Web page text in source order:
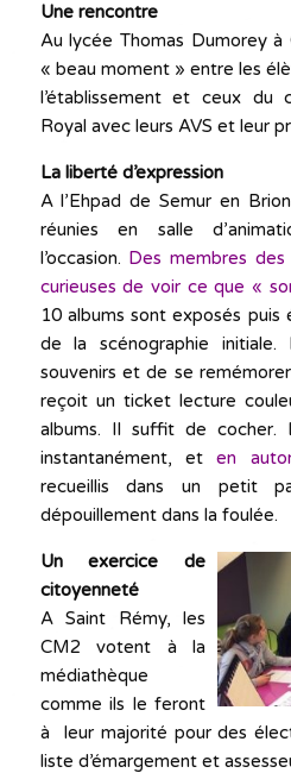
Une rencontre
Au lycée Thomas Dumorey à
« beau moment » entre les
l’établissement et ceux du
Royal avec leurs AVS et leur
La liberté d’expression
A l’Ehpad de Semur en
réunies en salle
l’occasion. Des membres
curieuses de voir ce que «
10 albums sont exposés puis
de la scénographie
souvenirs et de se
reçoit un ticket lecture
albums. Il suffit de cocher.
instantanément, eten
recueillis dans un petit
dépouillement dans la foulée.
Un exercice de
citoyenneté
A Saint Rémy, les
CM2 votent à la
médiathèque
comme ils le feront
à leur majorité pour des
liste d’émargement et